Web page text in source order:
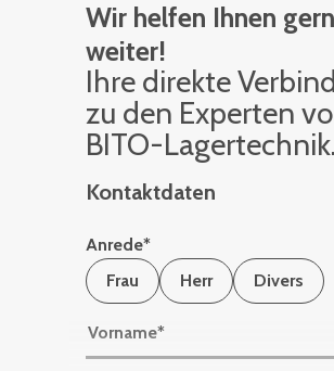
Wir helfen Ihnen
weiter!
Ihre di­rek­te
zu den Ex­per­ten
BITO-La­ger­tech­nik.
Kontaktdaten
Anrede*
Frau
Herr Divers
Vorname*